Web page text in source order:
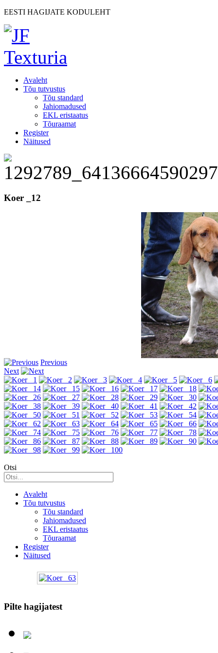
EESTI HAGIJATE KODULEHT
Avaleht
Tõu tutvustus
Tõu standard
Jahiomadused
EKL eristaatus
Tõuraamat
Register
Näitused
Koer _12
Previous
Next
Otsi
Avaleht
Tõu tutvustus
Tõu standard
Jahiomadused
EKL eristaatus
Tõuraamat
Register
Näitused
Pilte hagijatest